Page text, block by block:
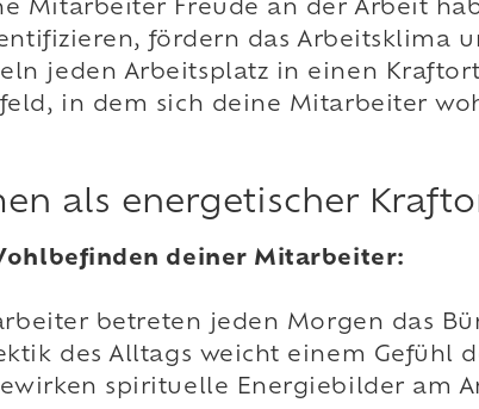
Mitarbeiter Freude an der Arbeit
fördern das Arbeitsklima
jeden Arbeitsplatz in einen
in dem sich deine Mitarbeiter
als energetischer
deiner Mitarbeiter:
betreten jeden Morgen das
des Alltags weicht einem Gefühl
spirituelle Energiebilder am